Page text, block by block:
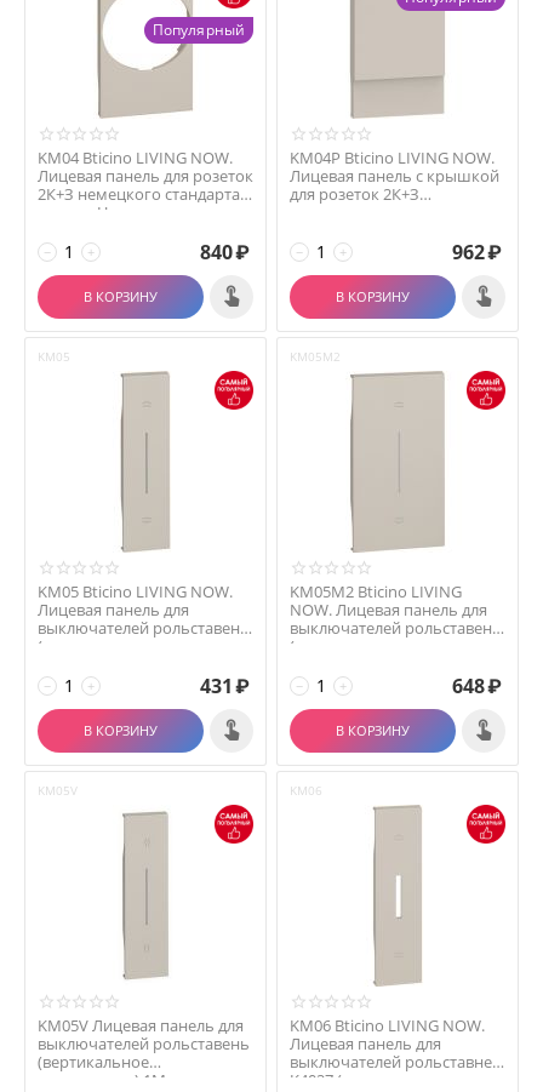
Популярный
KM04 Bticino LIVING NOW.
Лицевая панель для розеток
2К+З немецкого стандарта 2
модуля.Ц...
+
− 840₽
В КОРЗИНУ
KM04P Bticino LIVING NOW.
Лицевая панель с крышкой
для розеток 2К+З
+
− 962₽
В КОРЗИНУ
KM05
KM05 Bticino LIVING NOW.
Лицевая панель для
выключателей рольставень
(горизонтальное ра...
+
− 431₽
В КОРЗИНУ
KM05M2
KM05M2 Bticino LIVING
NOW. Лицевая панель для
выключателей рольставень
(горизонтальное ...
+
− 648₽
В КОРЗИНУ
KM05V
KM05V Лицевая панель для
выключателей рольставень
(вертикальное
размещение) 1М цвет пес...
KM06
KM06 Bticino LIVING NOW.
Лицевая панель для
выключателей рольставней
K4027 (горизонталь...